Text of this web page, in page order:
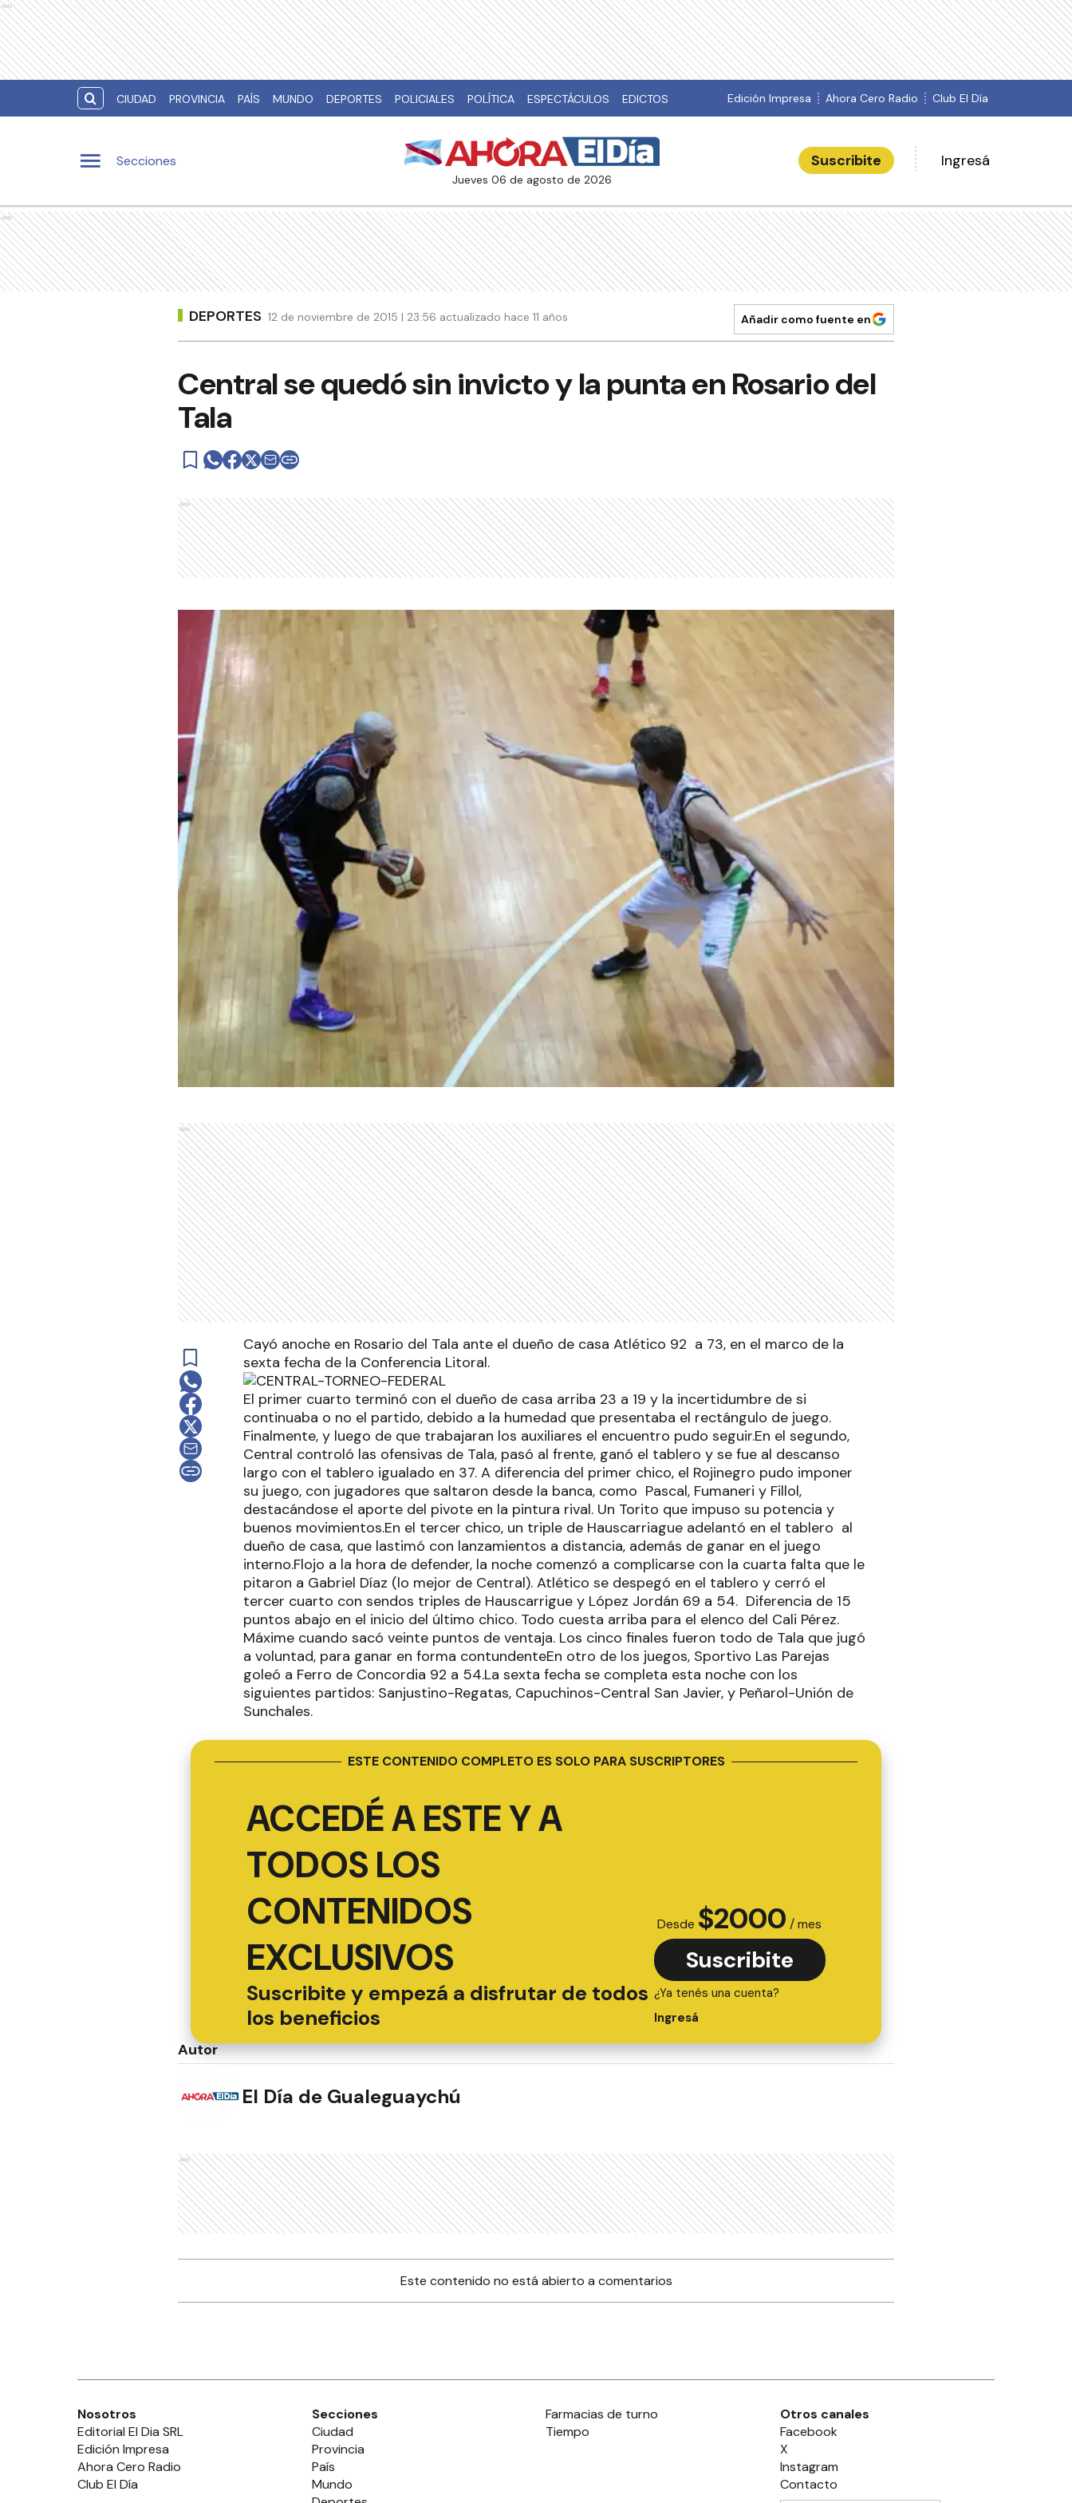
Ads
CIUDAD PROVINCIA PAÍS MUNDO DEPORTES POLICIALES POLÍTICA ESPECTÁCULOS EDICTOS Edición Impresa Ahora Cero Radio Club El Día
Secciones
jueves 06 de agosto de 2026
Suscribite Ingresá
Ads
DEPORTES 12 de noviembre de 2015 | 23:56 actualizado hace 11 años Añadir como fuente en
Central se quedó sin invicto y la punta en Rosario del
Tala
Ads
Ads
Cayó anoche en Rosario del Tala ante el dueño de casa Atlético 92 a 73, en el marco de la
sexta fecha de la Conferencia Litoral.
El primer cuarto terminó con el dueño de casa arriba 23 a 19 y la incertidumbre de si
continuaba o no el partido, debido a la humedad que presentaba el rectángulo de juego.
Finalmente, y luego de que trabajaran los auxiliares el encuentro pudo seguir.En el segundo,
Central controló las ofensivas de Tala, pasó al frente, ganó el tablero y se fue al descanso
largo con el tablero igualado en 37. A diferencia del primer chico, el Rojinegro pudo imponer
su juego, con jugadores que saltaron desde la banca, como Pascal, Fumaneri y Fillol,
destacándose el aporte del pivote en la pintura rival. Un Torito que impuso su potencia y
buenos movimientos.En el tercer chico, un triple de Hauscarriague adelantó en el tablero al
dueño de casa, que lastimó con lanzamientos a distancia, además de ganar en el juego
interno.Flojo a la hora de defender, la noche comenzó a complicarse con la cuarta falta que le
pitaron a Gabriel Díaz (lo mejor de Central). Atlético se despegó en el tablero y cerró el
tercer cuarto con sendos triples de Hauscarrigue y López Jordán 69 a 54. Diferencia de 15
puntos abajo en el inicio del último chico. Todo cuesta arriba para el elenco del Cali Pérez.
Máxime cuando sacó veinte puntos de ventaja. Los cinco finales fueron todo de Tala que jugó
a voluntad, para ganar en forma contundenteEn otro de los juegos, Sportivo Las Parejas
goleó a Ferro de Concordia 92 a 54.La sexta fecha se completa esta noche con los
siguientes partidos: Sanjustino-Regatas, Capuchinos-Central San Javier, y Peñarol-Unión de
Sunchales.
ESTE CONTENIDO COMPLETO ES SOLO PARA SUSCRIPTORES
ACCEDÉ A ESTE Y A
TODOS LOS
CONTENIDOS
EXCLUSIVOS
Suscribite y empezá a disfrutar de todos
los beneficios
Desde $2000 / mes
Suscribite
¿Ya tenés una cuenta?
Ingresá
Autor
El Día de Gualeguaychú
Ads
Este contenido no está abierto a comentarios
Nosotros
Editorial El Dia SRL
Edición Impresa
Ahora Cero Radio
Club El Día
Secciones
Ciudad
Provincia
País
Mundo
Farmacias de turno
Tiempo
Otros canales
Facebook
X
Instagram
Contacto